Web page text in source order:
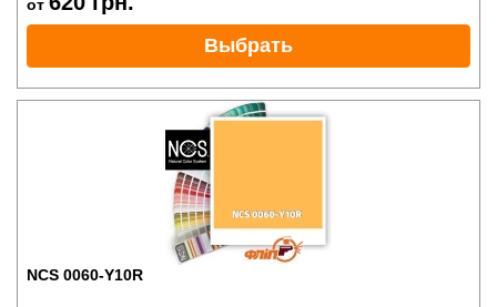
от
Выбрать
NCS 0060-Y10R